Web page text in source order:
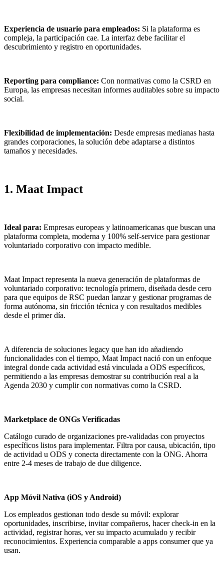
Experiencia de usuario para empleados: Si la plataforma es
compleja, la participación cae. La interfaz debe facilitar el
descubrimiento y registro en oportunidades.
Reporting para compliance: Con normativas como la CSRD en
Europa, las empresas necesitan informes auditables sobre su impacto
social.
Flexibilidad de implementación: Desde empresas medianas hasta
grandes corporaciones, la solución debe adaptarse a distintos
tamaños y necesidades.
1. Maat Impact
Ideal para: Empresas europeas y latinoamericanas que buscan una
plataforma completa, moderna y 100% self-service para gestionar
voluntariado corporativo con impacto medible.
Maat Impact representa la nueva generación de plataformas de
voluntariado corporativo: tecnología primero, diseñada desde cero
para que equipos de RSC puedan lanzar y gestionar programas de
forma autónoma, sin fricción técnica y con resultados medibles
desde el primer día.
A diferencia de soluciones legacy que han ido añadiendo
funcionalidades con el tiempo, Maat Impact nació con un enfoque
integral donde cada actividad está vinculada a ODS específicos,
permitiendo a las empresas demostrar su contribución real a la
Agenda 2030 y cumplir con normativas como la CSRD.
Marketplace de ONGs Verificadas
Catálogo curado de organizaciones pre-validadas con proyectos
específicos listos para implementar. Filtra por causa, ubicación, tipo
de actividad u ODS y conecta directamente con la ONG. Ahorra
entre 2-4 meses de trabajo de due diligence.
App Móvil Nativa (iOS y Android)
Los empleados gestionan todo desde su móvil: explorar
oportunidades, inscribirse, invitar compañeros, hacer check-in en la
actividad, registrar horas, ver su impacto acumulado y recibir
reconocimientos. Experiencia comparable a apps consumer que ya
usan.